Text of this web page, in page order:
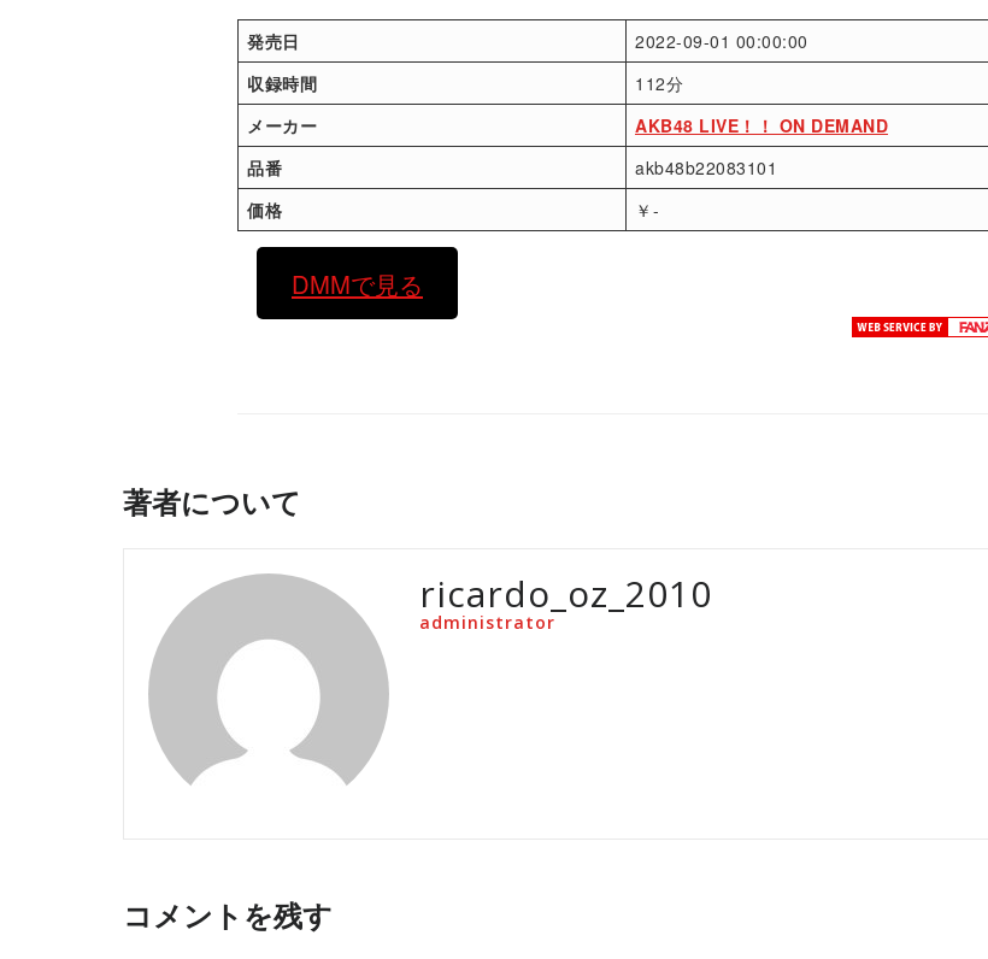
発売日
2022-09-01 00:00:00
収録時間
112分
メーカー
AKB48 LIVE！！ ON DEMAND
品番
akb48b22083101
価格
￥-
DMMで見る
著者について
ricardo_oz_2010
administrator
コメントを残す